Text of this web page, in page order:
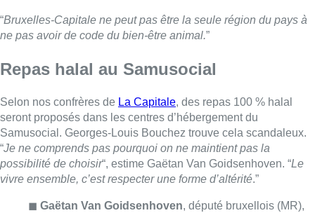
◼︎Gaëtan Van Goidsenhoven , député bruxellois (MR),
au micro deFabrice Grosfilley
Lire aussi :
Météo: du soleil et jusqu’à 28°C ce
samedi, l’avertissement jaune à la
chaleur activé